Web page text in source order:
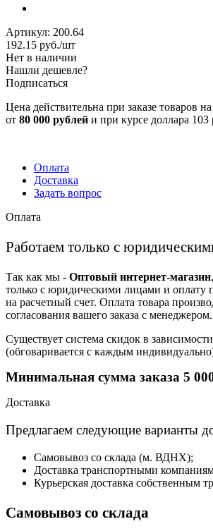
Артикул: 200.64
192.15 руб./шт
Нет в наличии
Нашли дешевле?
Подписаться
Цена действительна при заказе товаров
от 80 000 рублей и при курсе доллара 103
Оплата
Доставка
Задать вопрос
Оплата
Работаем только с
Так как мы - Оптовый интернет-магазин
только с юридическими лицами и оплату
на расчетный счет. Оплата товара
согласования вашего заказа с менеджером.
Существует система скидок в
(обговаривается с каждым
Минимальная сумма заказа 5
Доставка
Предлагаем следующие варианты
Самовывоз со склада (м. ВДНХ);
Доставка транспортными
Курьерская доставка собственным
Самовывоз со склада